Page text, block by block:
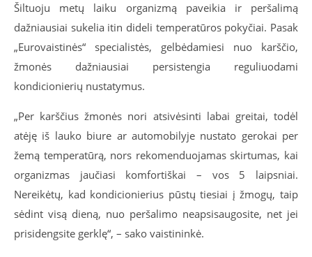
Šiltuoju metų laiku organizmą paveikia ir peršalimą
dažniausiai sukelia itin dideli temperatūros pokyčiai. Pasak
„Eurovaistinės“ specialistės, gelbėdamiesi nuo karščio,
žmonės dažniausiai persistengia reguliuodami
kondicionierių nustatymus.
„Per karščius žmonės nori atsivėsinti labai greitai, todėl
atėję iš lauko biure ar automobilyje nustato gerokai per
žemą temperatūrą, nors rekomenduojamas skirtumas, kai
organizmas jaučiasi komfortiškai – vos 5 laipsniai.
Nereikėtų, kad kondicionierius pūstų tiesiai į žmogų, taip
sėdint visą dieną, nuo peršalimo neapsisaugosite, net jei
prisidengsite gerklę“, – sako vaistininkė.